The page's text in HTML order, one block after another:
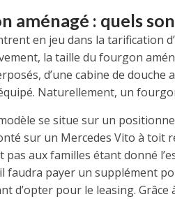
aménagé : quels
en jeu dans la tarification
la taille du fourgon
d’une cabine de douche
Naturellement, un
se situe sur un
sur un Mercedes Vito à toit
pas aux familles étant donné
faudra payer un supplément
d’opter pour le leasing.